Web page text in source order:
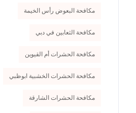
مكافحة البعوض رأس الخيمة
مكافحة الثعابين في دبي
مكافحة الحشرات أم القيوين
مكافحة الحشرات الخشبية ابوظبي
مكافحة الحشرات الشارقة